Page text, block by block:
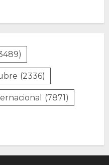
(2336)
(7871)